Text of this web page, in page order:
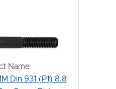
Name:
Din 931 (Pt) 8.8